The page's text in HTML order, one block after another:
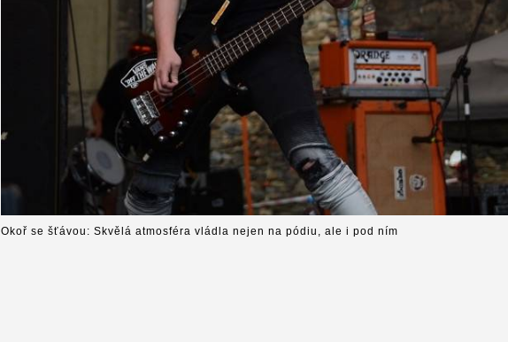
Okoř se šťávou: Skvělá atmosféra vládla nejen na pódiu, ale i pod ním